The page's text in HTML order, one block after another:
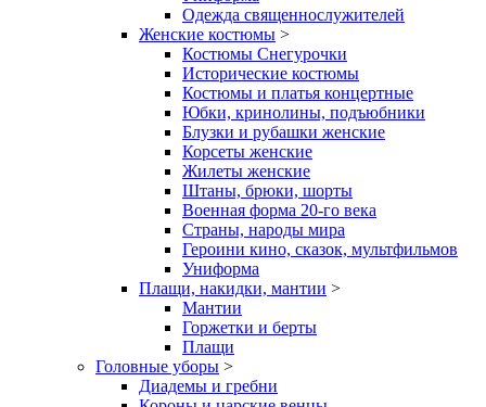
Одежда священнослужителей
Женские костюмы >
Костюмы Снегурочки
Исторические костюмы
Костюмы и платья концертные
Юбки, кринолины, подъюбники
Блузки и рубашки женские
Корсеты женские
Жилеты женские
Штаны, брюки, шорты
Военная форма 20-го века
Страны, народы мира
Героини кино, сказок, мультфильмов
Униформа
Плащи, накидки, мантии >
Мантии
Горжетки и берты
Плащи
Головные уборы >
Диадемы и гребни